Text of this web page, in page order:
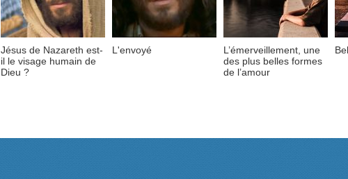
Jésus de Nazareth est-
il le visage humain de
Dieu ?
L'envoyé
L’émerveillement, une
des plus belles formes
de l’amour